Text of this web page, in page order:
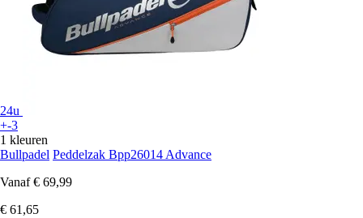
24u
+-3
1 kleuren
Bullpadel Peddelzak Bpp26014 Advance
Vanaf € 69,99
€ 61,65